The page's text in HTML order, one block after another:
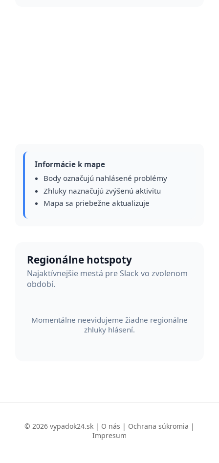
Informácie k mape
Body označujú nahlásené problémy
Zhluky naznačujú zvýšenú aktivitu
Mapa sa priebežne aktualizuje
Regionálne hotspoty
Najaktívnejšie mestá pre Slack vo zvolenom
období.
Momentálne neevidujeme žiadne regionálne
zhluky hlásení.
© 2026 vypadok24.sk | O nás | Ochrana súkromia |
Impresum